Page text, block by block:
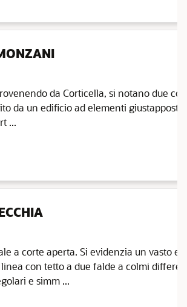
da Corticella, si notano due
da un edificio ad elementi giustapposti
...
a corte aperta. Si evidenzia un vasto
con tetto a due falde a colmi
e simm ...